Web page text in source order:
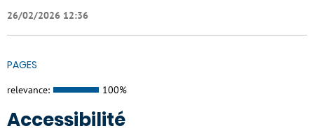
26/02/2026 12:36
PAGES
relevance: 100%
Accessibilité